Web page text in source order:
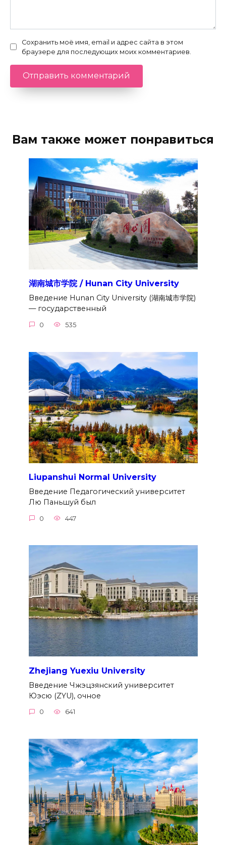
Сохранить моё имя, email и адрес сайта в этом
браузере для последующих моих комментариев.
Вам также может понравиться
湖南城市学院 / Hunan City University
Введение Hunan City University (湖南城市学院)
— государственный
0 535
Liupanshui Normal University
Введение Педагогический университет
Лю Паньшуй был
0 447
Zhejiang Yuexiu University
Введение Чжэцзянский университет
Юэсю (ZYU), очное
0 641